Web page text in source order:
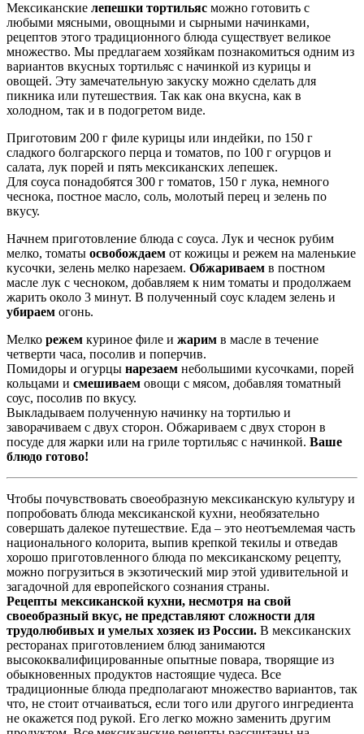
Мексиканские лепешки тортильяс можно готовить с
любыми мясными, овощными и сырными начинками,
рецептов этого традиционного блюда существует великое
множество. Мы предлагаем хозяйкам познакомиться одним из
вариантов вкусных тортильяс с начинкой из курицы и
овощей. Эту замечательную закуску можно сделать для
пикника или путешествия. Так как она вкусна, как в
холодном, так и в подогретом виде.
Приготовим 200 г филе курицы или индейки, по 150 г
сладкого болгарского перца и томатов, по 100 г огурцов и
салата, лук порей и пять мексиканских лепешек.
Для соуса понадобятся 300 г томатов, 150 г лука, немного
чеснока, постное масло, соль, молотый перец и зелень по
вкусу.
Начнем приготовление блюда с соуса. Лук и чеснок рубим
мелко, томаты освобождаем от кожицы и режем на маленькие
кусочки, зелень мелко нарезаем. Обжариваем в постном
масле лук с чесноком, добавляем к ним томаты и продолжаем
жарить около 3 минут. В полученный соус кладем зелень и
убираем огонь.
Мелко режем куриное филе и жарим в масле в течение
четверти часа, посолив и поперчив.
Помидоры и огурцы нарезаем небольшими кусочками, порей
кольцами и смешиваем овощи с мясом, добавляя томатный
соус, посолив по вкусу.
Выкладываем полученную начинку на тортилью и
заворачиваем с двух сторон. Обжариваем с двух сторон в
посуде для жарки или на гриле тортильяс с начинкой. Ваше
блюдо готово!
Чтобы почувствовать своеобразную мексиканскую культуру и
попробовать блюда мексиканской кухни, необязательно
совершать далекое путешествие. Еда – это неотъемлемая часть
национального колорита, выпив крепкой текилы и отведав
хорошо приготовленного блюда по мексиканскому рецепту,
можно погрузиться в экзотический мир этой удивительной и
загадочной для европейского сознания страны.
Рецепты мексиканской кухни, несмотря на свой
своеобразный вкус, не представляют сложности для
трудолюбивых и умелых хозяек из России. В мексиканских
ресторанах приготовлением блюд занимаются
высококвалифицированные опытные повара, творящие из
обыкновенных продуктов настоящие чудеса. Все
традиционные блюда предполагают множество вариантов, так
что, не стоит отчаиваться, если того или другого ингредиента
не окажется под рукой. Его легко можно заменить другим